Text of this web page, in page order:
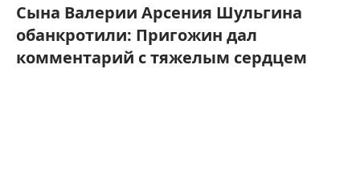
Сына Валерии Арсения Шульгина
обанкротили: Пригожин дал
комментарий с тяжелым сердцем